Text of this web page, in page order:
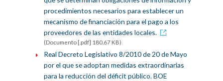
procedimientos necesarios para establecer un
mecanismo de financiación para el pago a los
proveedores de las entidades locales.
(Documento [.pdf] 180,67 KB)
Real Decreto Legislativo 8/2010 de 20 de Mayo
por el que se adoptan medidas extraordinarias
para la reducción del déficit público. BOE